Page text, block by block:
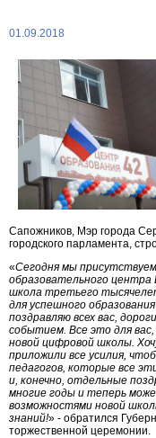
01.09.2018
Сапожников, Мэр города
городского парламента,
«Сегодня мы
образовательного
школа третьего
для успешного
поздравляю всех вас,
событием. Все это для
новой цифровой школы.
приложили все усилия,
педагогов, которые все
и, конечно, отдельные
многие годы и теперь
возможностями новой
знаний!» - обратился
торжественной церемонии.